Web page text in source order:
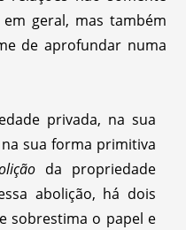
geral, mas também
de aprofundar numa
privada, na sua
sua forma primitiva
da propriedade
abolição, há dois
sobrestima o papel e